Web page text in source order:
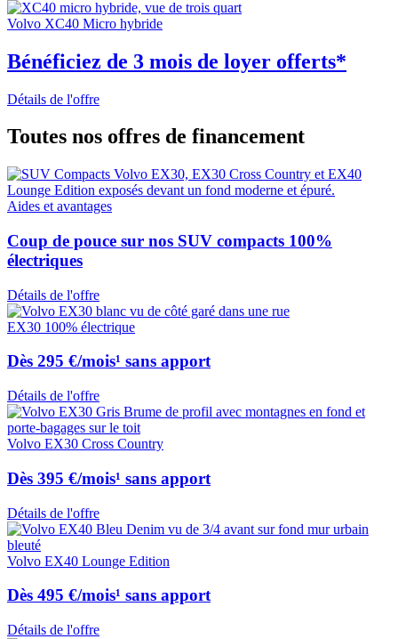
Volvo XC40 Micro hybride
Bénéficiez de 3 mois de loyer offerts*
Détails de l'offre
Toutes nos offres de financement
Aides et avantages
Coup de pouce sur nos SUV compacts 100%
électriques
Détails de l'offre
EX30 100% électrique
Dès 295 €/mois¹ sans apport
Détails de l'offre
Volvo EX30 Cross Country
Dès 395 €/mois¹ sans apport
Détails de l'offre
Volvo EX40 Lounge Edition
Dès 495 €/mois¹ sans apport
Détails de l'offre